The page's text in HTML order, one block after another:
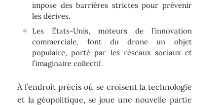
impose des barrières strictes pour prévenir
les dérives.
Les États-Unis, moteurs de l’innovation
commerciale, font du drone un objet
populaire, porté par les réseaux sociaux et
l’imaginaire collectif.
À l’endroit précis où se croisent la technologie
et la géopolitique, se joue une nouvelle partie